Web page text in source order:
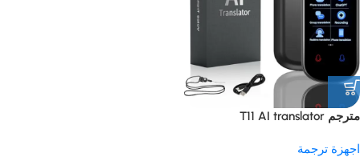
مترجم T11 AI translator
اجهزة ترجمة